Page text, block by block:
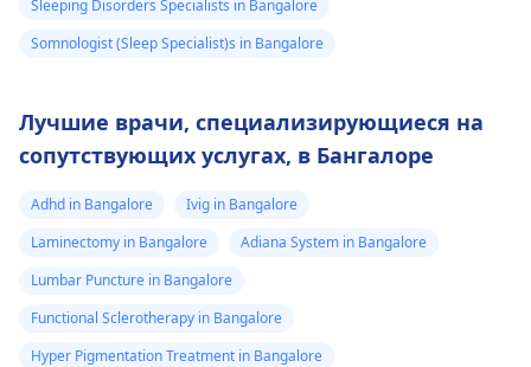
Sleeping Disorders Specialists in Bangalore
Somnologist (Sleep Specialist)s in Bangalore
Лучшие врачи, специализирующиеся на
сопутствующих услугах, в Бангалоре
Adhd in Bangalore
Ivig in Bangalore
Laminectomy in Bangalore
Adiana System in Bangalore
Lumbar Puncture in Bangalore
Functional Sclerotherapy in Bangalore
Hyper Pigmentation Treatment in Bangalore